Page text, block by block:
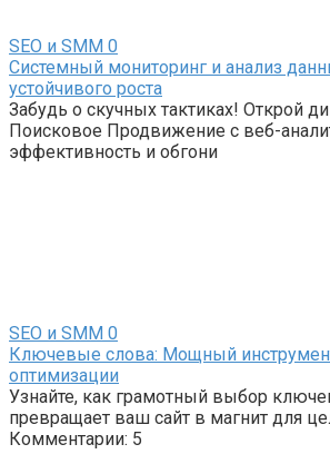
SEO и SMM 0
Системный мониторинг и анализ
устойчивого роста
Забудь о скучных тактиках! Открой
Поисковое Продвижение с веб-
эффективность и обгони
SEO и SMM 0
Ключевые слова: Мощный
оптимизации
Узнайте, как грамотный выбор
превращает ваш сайт в магнит для
Комментарии: 5